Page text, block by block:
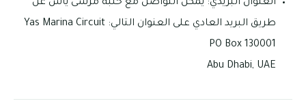
العنوان البريدي: يمكن التواصل مع حلبة مرسى ياس عن
طريق البريد العادي على العنوان التالي: Yas Marina Circuit
PO Box 130001
Abu Dhabi, UAE